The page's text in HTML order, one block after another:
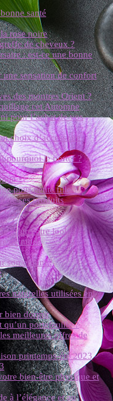
santé
rose noire
de cheveux ?
: est-ce une bonne
une sensation de confort
des montres Orient ?
cet Automne
pour l’achat de vos
choix d’accessoire
pourquoi le porter ?
?
?
pour petite fille ?
de ses produits
?
pour votre look
de mode
son enfant ?
naturelles utilisées en
bien dormir
qu’un portefeuille ?
meilleures offres de
printemps-été 2023
bien-être physique et
à l’élégance et au